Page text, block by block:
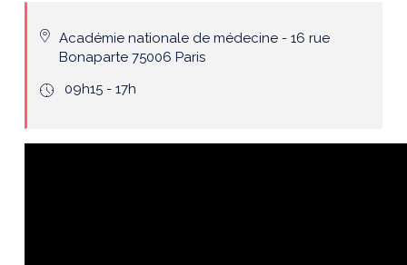
Académie nationale de médecine - 16 rue
Bonaparte 75006 Paris
icone
09h15 - 17h